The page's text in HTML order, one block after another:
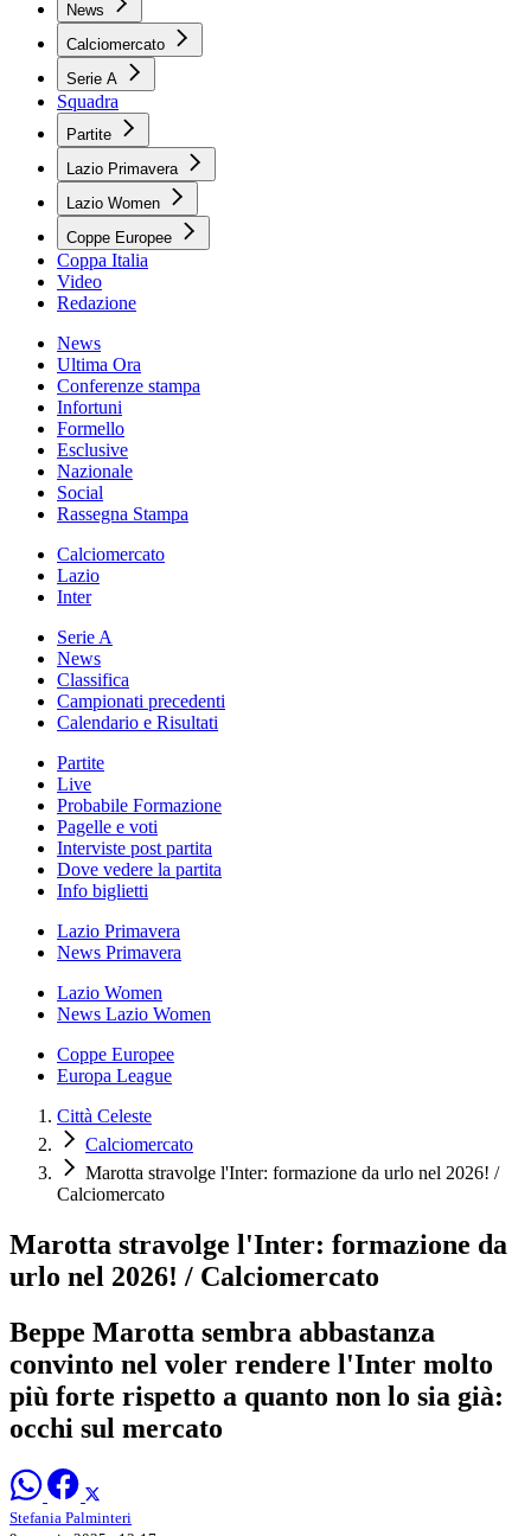
News
Calciomercato
Serie A
Squadra
Partite
Lazio Primavera
Lazio Women
Coppe Europee
Coppa Italia
Video
Redazione
News
Ultima Ora
Conferenze stampa
Infortuni
Formello
Esclusive
Nazionale
Social
Rassegna Stampa
Calciomercato
Lazio
Inter
Serie A
News
Classifica
Campionati precedenti
Calendario e Risultati
Partite
Live
Probabile Formazione
Pagelle e voti
Interviste post partita
Dove vedere la partita
Info biglietti
Lazio Primavera
News Primavera
Lazio Women
News Lazio Women
Coppe Europee
Europa League
Città Celeste
Calciomercato
Marotta stravolge l'Inter: formazione da urlo nel 2026! /
Calciomercato
Marotta stravolge l'Inter: formazione da
urlo nel 2026! / Calciomercato
Beppe Marotta sembra abbastanza
convinto nel voler rendere l'Inter molto
più forte rispetto a quanto non lo sia già:
occhi sul mercato
Stefania Palminteri